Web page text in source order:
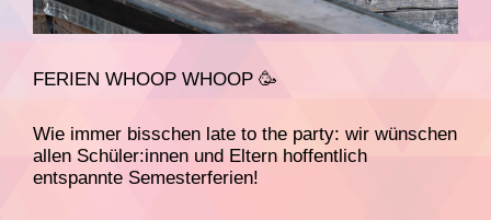
FERIEN WHOOP WHOOP 🥳
Wie immer bisschen late to the party: wir wünschen
allen Schüler:innen und Eltern hoffentlich
entspannte Semesterferien!